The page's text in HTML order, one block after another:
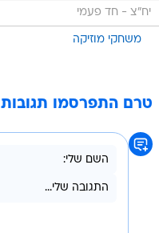
יח"צ - חד פעמי
משחקי מוזיקה
טרם התפרסמו תגובות